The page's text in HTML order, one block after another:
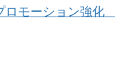
ロモーション強